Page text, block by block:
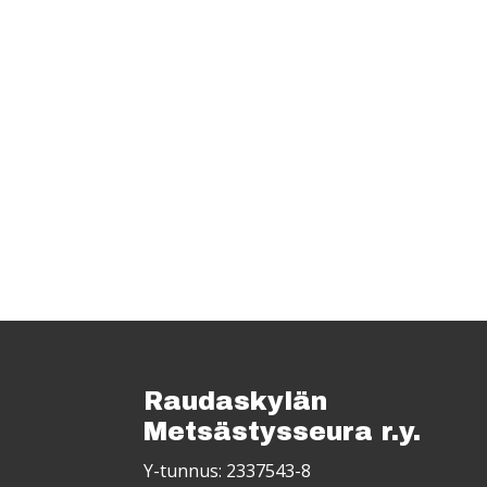
Raudaskylän
Metsästysseura r.y.
Y-tunnus: 2337543-8